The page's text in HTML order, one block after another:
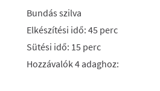
Bundás szilva
Elkészítési idő: 45 perc
Sütési idő: 15 perc
Hozzávalók 4 adaghoz: